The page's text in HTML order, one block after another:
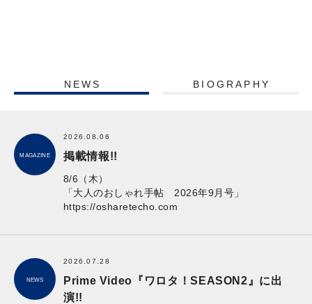
NEWS BIOGRAPHY
MAGAZINE
2026.08.06
掲載情報!!
8/6（木）
「大人のおしゃれ手帖 2026年9月号」
https://osharetecho.com
NEWS
2026.07.28
Prime Video『ワロタ！SEASON2』に出
演!!